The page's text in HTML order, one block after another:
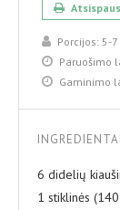
Porcijos: 5-7
Paruošimo
Gaminimo
INGREDIENTAI
6 didelių
1 stiklinės